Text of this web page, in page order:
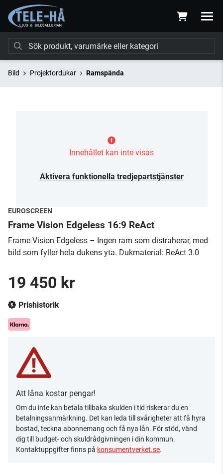
Bild Projektordukar Ramspända
Innehållet kan inte visas
Aktivera funktionella tredjepartstjänster
EUROSCREEN
Frame Vision Edgeless 16:9 ReAct
Frame Vision Edgeless – Ingen ram som distraherar, med
bild som fyller hela dukens yta. Dukmaterial: ReAct 3.0
19 450 kr
Prishistorik
Att låna kostar pengar!
Om du inte kan betala tillbaka skulden i tid riskerar du en
betalningsanmärkning. Det kan leda till svårigheter att få hyra
bostad, teckna abonnemang och få nya lån. För stöd, vänd
dig till budget- och skuldrådgivningen i din kommun.
Kontaktuppgifter finns på konsumentverket.se.